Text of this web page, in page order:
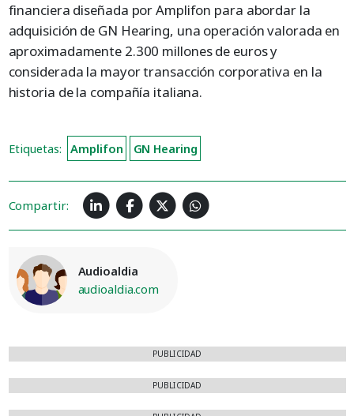
financiera diseñada por Amplifon para abordar la
adquisición de GN Hearing, una operación valorada en
aproximadamente 2.300 millones de euros y
considerada la mayor transacción corporativa en la
historia de la compañía italiana.
Etiquetas: Amplifon GN Hearing
Compartir:
Audioaldia
audioaldia.com
PUBLICIDAD
PUBLICIDAD